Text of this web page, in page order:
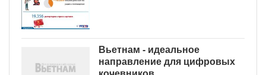
Вьетнам - идеальное
направление для цифровых